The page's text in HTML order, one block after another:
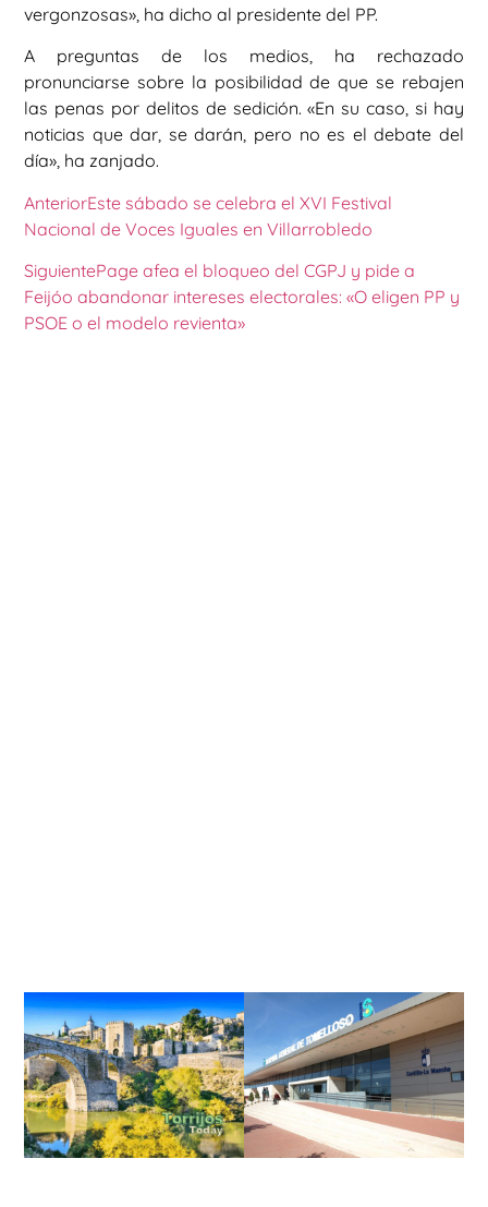
vergonzosas», ha dicho al presidente del PP.
A preguntas de los medios, ha rechazado
pronunciarse sobre la posibilidad de que se rebajen
las penas por delitos de sedición. «En su caso, si hay
noticias que dar, se darán, pero no es el debate del
día», ha zanjado.
AnteriorEste sábado se celebra el XVI Festival
Nacional de Voces Iguales en Villarrobledo
SiguientePage afea el bloqueo del CGPJ y pide a
Feijóo abandonar intereses electorales: «O eligen PP y
PSOE o el modelo revienta»